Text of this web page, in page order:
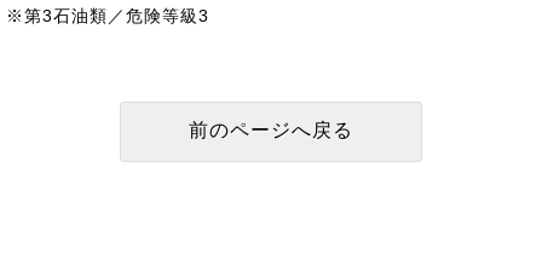
※第3石油類／危険等級3